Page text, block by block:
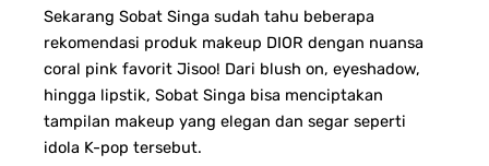
Sekarang Sobat Singa sudah tahu beberapa
rekomendasi produk makeup DIOR dengan nuansa
coral pink favorit Jisoo! Dari blush on, eyeshadow,
hingga lipstik, Sobat Singa bisa menciptakan
tampilan makeup yang elegan dan segar seperti
idola K-pop tersebut.